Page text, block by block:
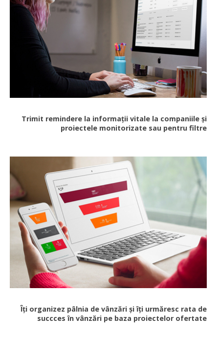
Trimit remindere la informații vitale la companiile și
proiectele monitorizate sau pentru filtre
Îți organizez pâlnia de vânzări și îți urmăresc rata de
succces în vânzări pe baza proiectelor ofertate